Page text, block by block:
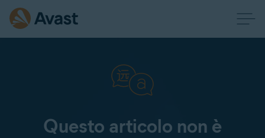
Questo articolo non è